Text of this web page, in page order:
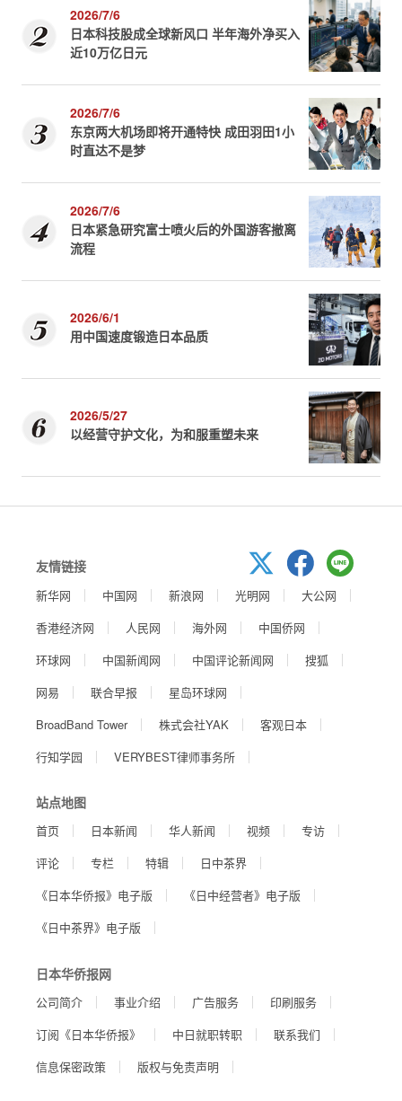
2026/7/6
日本科技股成全球新风口 半年海外净买入
近10万亿日元
2026/7/6
东京两大机场即将开通特快 成田羽田1小
时直达不是梦
2026/7/6
日本紧急研究富士喷火后的外国游客撤离
流程
2026/6/1
用中国速度锻造日本品质
2026/5/27
以经营守护文化，为和服重塑未来
友情链接
新华网 中国网 新浪网 光明网
大公网
香港经济网
人民网 海外网
中国侨网
环球网
中国新闻网 中国评论新闻网
搜狐
网易
联合早报
星岛环球网
BroadBand Tower
株式会社YAK
客观日本
行知学园
VERYBEST律师事务所
站点地图
首页 日本新闻 华人新闻 视频
专访
评论
专栏 特辑
日中茶界
《日本华侨报》电子版
《日中经营者》电子版
《日中茶界》电子版
日本华侨报网
公司简介 事业介绍 广告服务
印刷服务
订阅《日本华侨报》
中日就职转职
联系我们
信息保密政策
版权与免责声明